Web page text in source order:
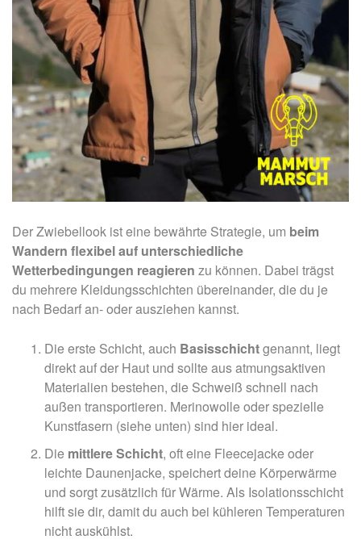
Der Zwiebellook ist eine bewährte Strategie, um beim
Wandern flexibel auf unterschiedliche
Wetterbedingungen reagieren zu können. Dabei trägst
du mehrere Kleidungsschichten übereinander, die du je
nach Bedarf an- oder ausziehen kannst.
Die erste Schicht, auch Basisschichtgenannt, liegt
direkt auf der Haut und sollte aus atmungsaktiven
Materialien bestehen, die Schweiß schnell nach
außen transportieren. Merinowolle oder spezielle
Kunstfasern (siehe unten) sind hier ideal.
Die mittlere Schicht, oft eine Fleecejacke oder
leichte Daunenjacke, speichert deine Körperwärme
und sorgt zusätzlich für Wärme. Als Isolationsschicht
hilft sie dir, damit du auch bei kühleren Temperaturen
nicht auskühlst.